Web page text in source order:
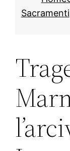
Sacramenti